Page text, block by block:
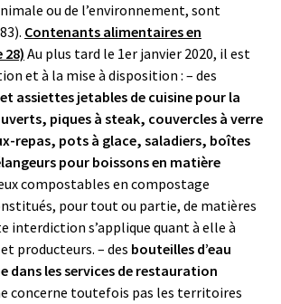
ou de l’environnement, sont
Contenants alimentaires en
Au plus tard le 1er janvier 2020, il est
et à la mise à disposition : – des
assiettes jetables de cuisine pour la
piques à steak, couvercles à verre
repas, pots à glace, saladiers, boîtes
pour boissons en matière
compostables en compostage
pour tout ou partie, de matières
interdiction s’applique quant à elle à
producteurs. – des bouteilles d’eau
dans les services de restauration
concerne toutefois pas les territoires